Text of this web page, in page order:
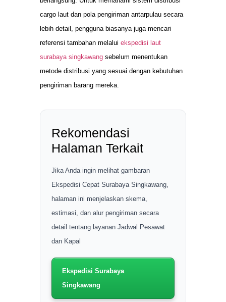
cargo laut dan pola pengiriman antarpulau secara
lebih detail, pengguna biasanya juga mencari
referensi tambahan melalui ekspedisi laut
surabaya singkawang sebelum menentukan
metode distribusi yang sesuai dengan kebutuhan
pengiriman barang mereka.
Rekomendasi
Halaman Terkait
Jika Anda ingin melihat gambaran
Ekspedisi Cepat Surabaya Singkawang,
halaman ini menjelaskan skema,
estimasi, dan alur pengiriman secara
detail tentang layanan Jadwal Pesawat
dan Kapal
Ekspedisi Surabaya
Singkawang